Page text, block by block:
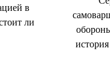
в
ли